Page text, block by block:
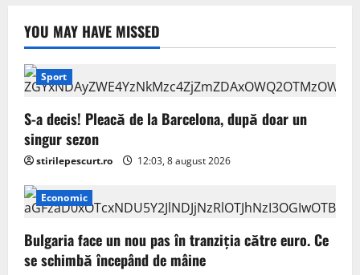
YOU MAY HAVE MISSED
Sport
S-a decis! Pleacă de la Barcelona, după doar un
singur sezon
stirilepescurt.ro 12:03, 8 august 2026
Economic
Bulgaria face un nou pas în tranziţia către euro. Ce
se schimbă începând de mâine